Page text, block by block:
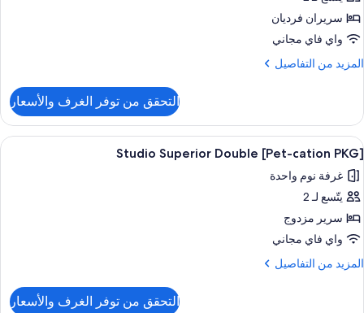
Premier,
2
Single
Beds
سريران فرديان
واي فاي مجاني
المزيد من التفاصيل
المزيد
Studio
Premier,
2
Single
Beds
التحقق من توفر الغرف والأسعار
استعراض
جميع
صور
[Pet-
cation
PKG]
Studio
Superior
ألحفة محشوة بالريش وخزنة داخل
1 [Pet-cation PKG] Studio Superior Double
غرفة نوم واحدة
يتّسع لـ 2
سرير مزدوج
واي فاي مجاني
المزيد من التفاصيل
المزيد
التحقق من توفر الغرف والأسعار